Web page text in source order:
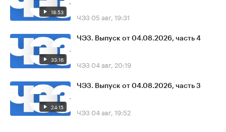
18:53 ЧЭЗ 05 авг, 19:31
33:16
ЧЭЗ. Выпуск от 04.08.2026, часть 4
ЧЭЗ 04 авг, 20:19
24:15
ЧЭЗ. Выпуск от 04.08.2026, часть 3
ЧЭЗ 04 авг, 19:52